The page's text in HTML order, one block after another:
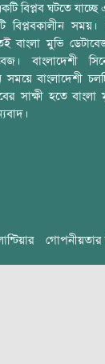
বিপ্লব ঘটতে যাচ্ছে
বিপ্লবকালীন
বাংলা মুভি
বাংলাদেশী
বাংলাদেশী
সাক্ষী হতে বাংলা
গোপনীয়তার